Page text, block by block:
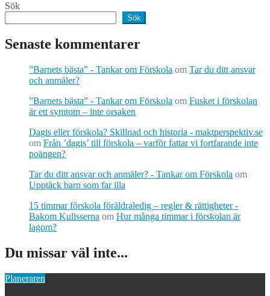
Sök
Sök
Senaste kommentarer
”Barnets bästa” - Tankar om Förskola om Tar du ditt ansvar
och anmäler?
”Barnets bästa” - Tankar om Förskola om Fusket i förskolan
är ett symtom – inte orsaken
Dagis eller förskola? Skillnad och historia - maktperspektiv.se
om Från ’dagis’ till förskola – varför fattar vi fortfarande inte
poängen?
Tar du ditt ansvar och anmäler? - Tankar om Förskola om
Upptäck barn som far illa
15 timmar förskola föräldraledig – regler & rättigheter -
Bakom Kulisserna om Hur många timmar i förskolan är
lagom?
Du missar väl inte...
Planeraren